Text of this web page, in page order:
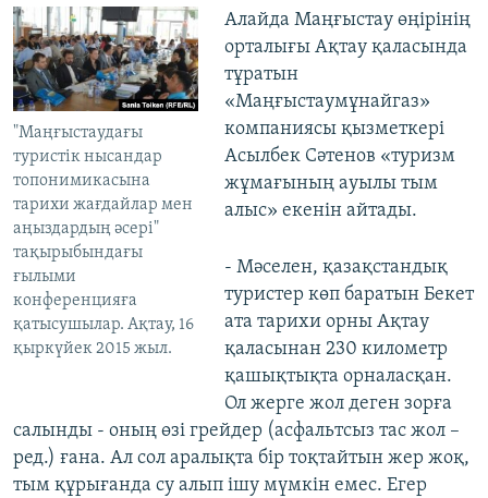
"Маңғыстаудағы
туристік нысандар
топонимикасына
тарихи жағдайлар мен
аңыздардың әсері"
тақырыбындағы
ғылыми
конференцияға
қатысушылар. Ақтау, 16
қыркүйек 2015 жыл.
Алайда Маңғыстау өңірінің
орталығы Ақтау қаласында
тұратын
«Маңғыстаумұнайгаз»
компаниясы қызметкері
Асылбек Сәтенов «туризм
жұмағының ауылы тым
алыс» екенін айтады.
- Мәселен, қазақстандық
туристер көп баратын Бекет
ата тарихи орны Ақтау
қаласынан 230 километр
қашықтықта орналасқан.
Ол жерге жол деген зорға
салынды - оның өзі грейдер (асфальтсыз тас жол –
ред.) ғана. Ал сол аралықта бір тоқтайтын жер жоқ,
тым құрығанда су алып ішу мүмкін емес. Егер